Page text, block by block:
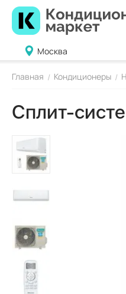
Москва
Главная / Кондиционеры /
Сплит-